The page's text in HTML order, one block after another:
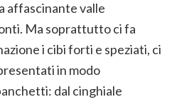
affascinante valle
Ma soprattutto ci fa
i cibi forti e speziati, ci
in modo
dal cinghiale